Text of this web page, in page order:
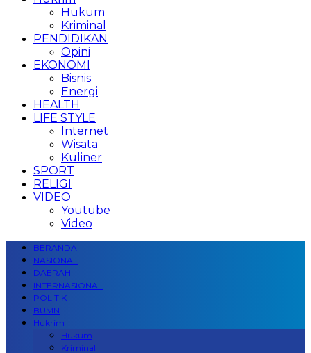
Hukum
Kriminal
PENDIDIKAN
Opini
EKONOMI
Bisnis
Energi
HEALTH
LIFE STYLE
Internet
Wisata
Kuliner
SPORT
RELIGI
VIDEO
Youtube
Video
BERANDA
NASIONAL
DAERAH
INTERNASIONAL
POLITIK
BUMN
Hukrim
Hukum
Kriminal